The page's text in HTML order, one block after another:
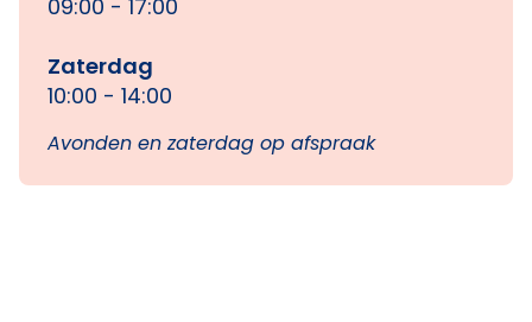
09:00 - 17:00
Zaterdag
10:00 - 14:00
Avonden en zaterdag op afspraak